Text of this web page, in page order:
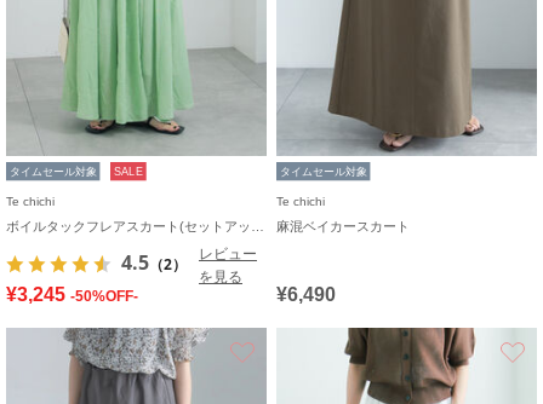
タイムセール対象 SALE
Te chichi
4.5 （2）
レビュー
を見る
¥3,245 -50%OFF-
タイムセール対象
Te chichi
麻混ベイカースカート
¥6,490